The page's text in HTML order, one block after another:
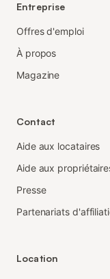
Entreprise
Offres d'emploi
À propos
Magazine
Contact
Aide aux locataires
Aide aux
Presse
Partenariats
Location